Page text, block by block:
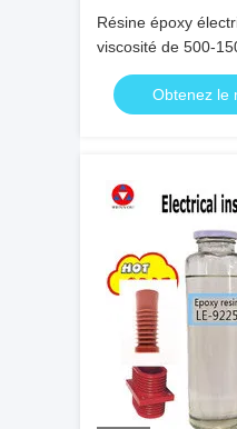
Résine époxy
viscosité de 500-
haute rigidité
KV/mm et une
l'isolation électrique
Obtenez le